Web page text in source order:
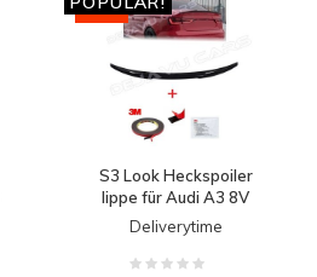
-33%
S3 Look Heckspoiler
lippe für Audi A3 8V
Limousine
Deliverytime